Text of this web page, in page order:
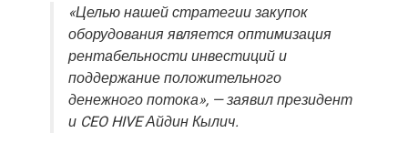
«Целью нашей стратегии закупок
оборудования является оптимизация
рентабельности инвестиций и
поддержание положительного
денежного потока», — заявил президент
и CEO HIVE Айдин Кылич.